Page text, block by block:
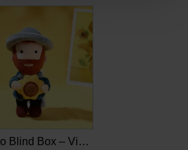
Llavero Blind Box – Vincent van Gogh